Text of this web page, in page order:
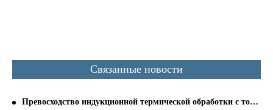
Связанные новости
Превосходство индукционной термической обработки с точки зрения энергосбережения